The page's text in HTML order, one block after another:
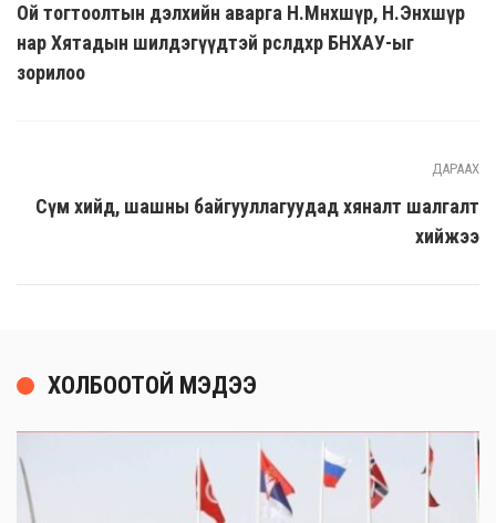
Ой тогтоолтын дэлхийн аварга Н.Мөнхшүр, Н.Энхшүр
нар Хятадын шилдэгүүдтэй өрсөлдөхөөр БНХАУ-ыг
зорилоо
ДАРААХ
Сүм хийд, шашны байгууллагуудад хяналт шалгалт
хийжээ
ХОЛБООТОЙ МЭДЭЭ